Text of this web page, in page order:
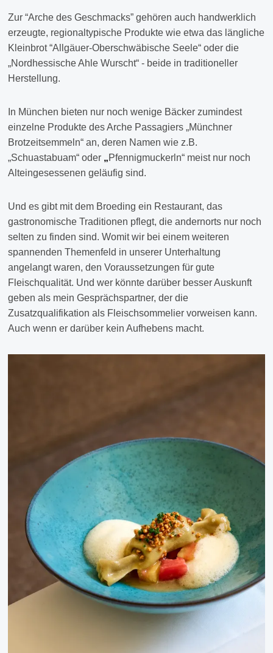
Zur “Arche des Geschmacks” gehören auch handwerklich
erzeugte, regionaltypische Produkte wie etwa das längliche
Kleinbrot “Allgäuer-Oberschwäbische Seele“ oder die
„Nordhessische Ahle Wurscht“ - beide in traditioneller
Herstellung.
In München bieten nur noch wenige Bäcker zumindest
einzelne Produkte des Arche Passagiers „Münchner
Brotzeitsemmeln“ an, deren Namen wie z.B.
„Schuastabuam“ oder „Pfennigmuckerln“ meist nur noch
Alteingesessenen geläufig sind.
Und es gibt mit dem Broeding ein Restaurant, das
gastronomische Traditionen pflegt, die andernorts nur noch
selten zu finden sind. Womit wir bei einem weiteren
spannenden Themenfeld in unserer Unterhaltung
angelangt waren, den Voraussetzungen für gute
Fleischqualität. Und wer könnte darüber besser Auskunft
geben als mein Gesprächspartner, der die
Zusatzqualifikation als Fleischsommelier vorweisen kann.
Auch wenn er darüber kein Aufhebens macht.